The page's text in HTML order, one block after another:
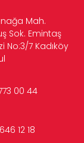
Mah.
Sok. Emintaş
No:3/7 Kadıköy
00 44
12 18